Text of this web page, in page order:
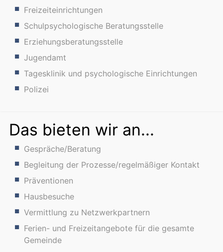
Freizeiteinrichtungen
Schulpsychologische Beratungsstelle
Erziehungsberatungsstelle
Jugendamt
Tagesklinik und psychologische Einrichtungen
Polizei
Das bieten wir an...
Gespräche/Beratung
Begleitung der Prozesse/regelmäßiger Kontakt
Präventionen
Hausbesuche
Vermittlung zu Netzwerkpartnern
Ferien- und Freizeitangebote für die gesamte
Gemeinde